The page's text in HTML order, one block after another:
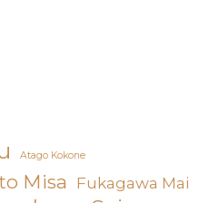
Atago Kokone
Misa Fukagawa Mai